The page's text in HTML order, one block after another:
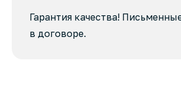
Гарантия качества!
в договоре.